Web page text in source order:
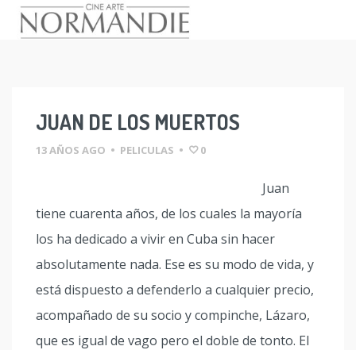
JUAN DE LOS MUERTOS
13 AÑOS AGO • PELICULAS • 0
Juan
tiene cuarenta años, de los cuales la mayoría
los ha dedicado a vivir en Cuba sin hacer
absolutamente nada. Ese es su modo de vida, y
está dispuesto a defenderlo a cualquier precio,
acompañado de su socio y compinche, Lázaro,
que es igual de vago pero el doble de tonto. El